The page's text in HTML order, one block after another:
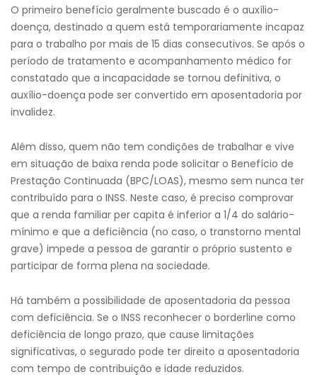
O primeiro benefício geralmente buscado é o auxílio-
doença, destinado a quem está temporariamente incapaz
para o trabalho por mais de 15 dias consecutivos. Se após o
período de tratamento e acompanhamento médico for
constatado que a incapacidade se tornou definitiva, o
auxílio-doença pode ser convertido em aposentadoria por
invalidez.
Além disso, quem não tem condições de trabalhar e vive
em situação de baixa renda pode solicitar o Benefício de
Prestação Continuada (BPC/LOAS), mesmo sem nunca ter
contribuído para o INSS. Neste caso, é preciso comprovar
que a renda familiar per capita é inferior a 1/4 do salário-
mínimo e que a deficiência (no caso, o transtorno mental
grave) impede a pessoa de garantir o próprio sustento e
participar de forma plena na sociedade.
Há também a possibilidade de aposentadoria da pessoa
com deficiência. Se o INSS reconhecer o borderline como
deficiência de longo prazo, que cause limitações
significativas, o segurado pode ter direito a aposentadoria
com tempo de contribuição e idade reduzidos.